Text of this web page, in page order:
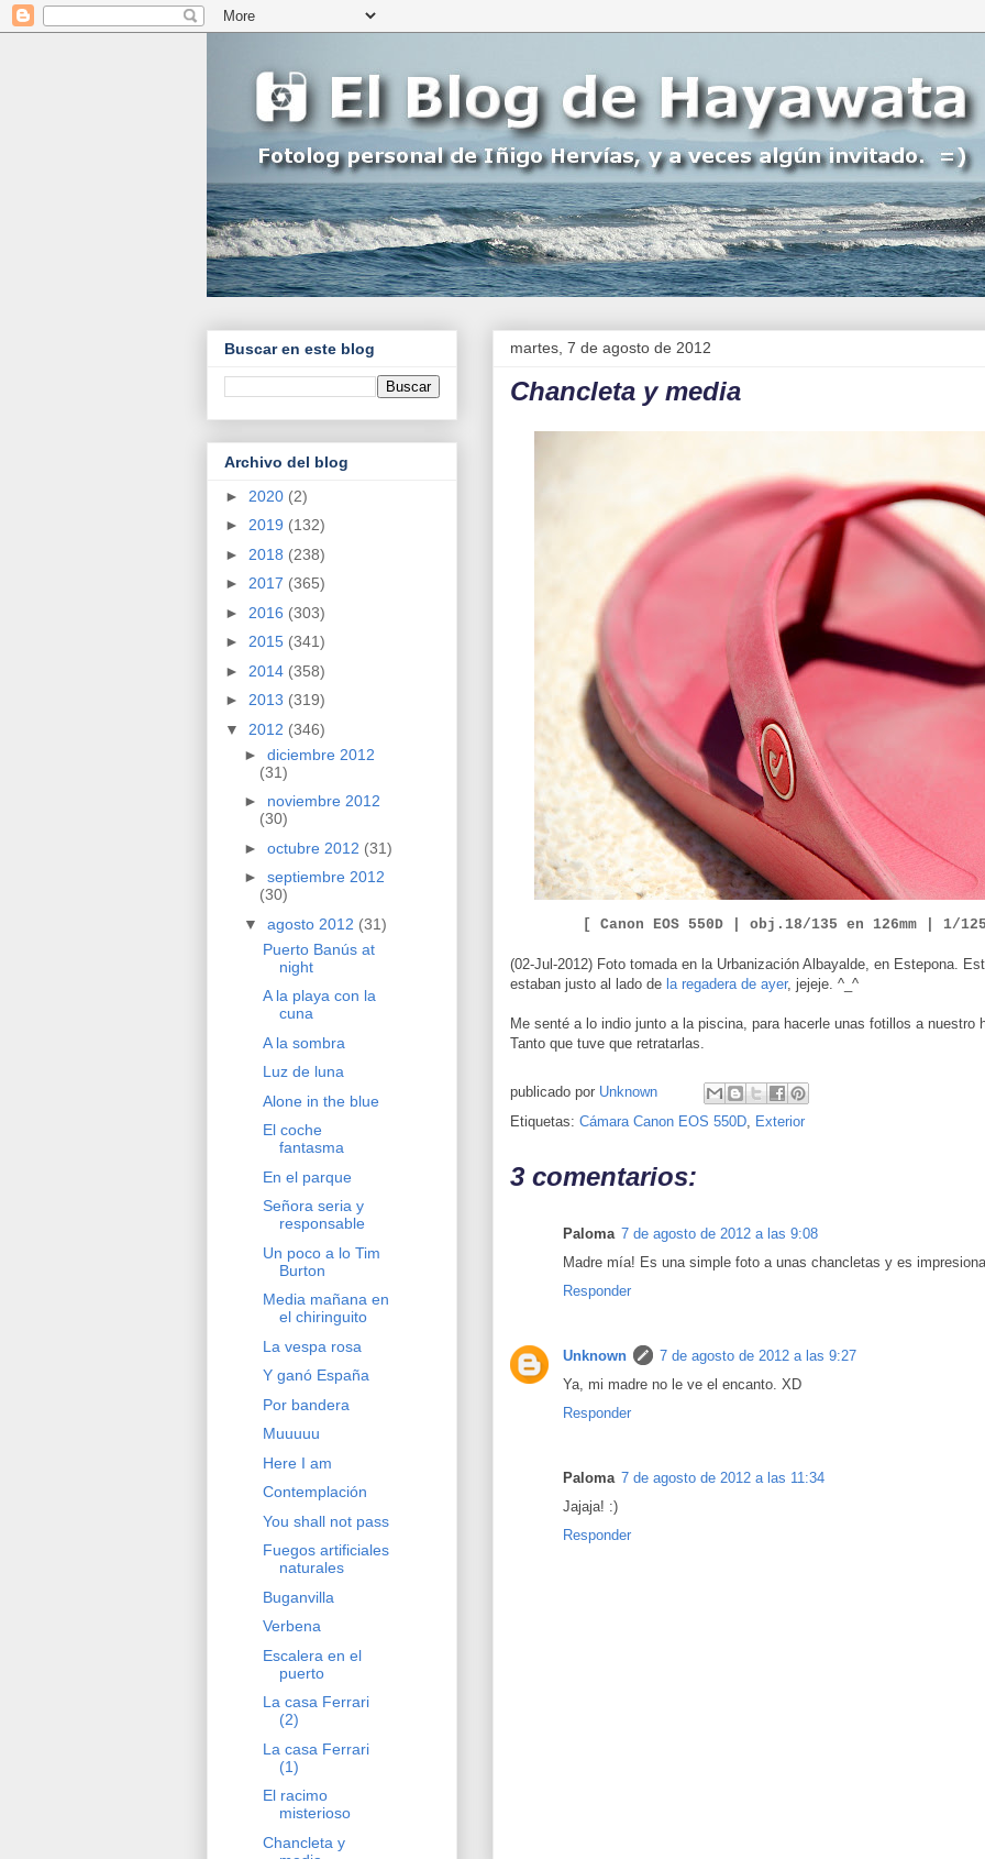
martes, 7 de agosto de 2012
Chancleta y media
[ Canon EOS 550D | obj.18/135 en 126mm | 1/
(02-Jul-2012) Foto tomada en la Urbanización Albayalde, en Estepona.
estaban justo al lado de la regadera de ayer, jejeje. ^_^
Me senté a lo indio junto a la piscina, para hacerle unas fotillos a nuestro
Tanto que tuve que retratarlas.
publicado por Unknown
Etiquetas: Cámara Canon EOS 550D, Exterior
3 comentarios:
Paloma 7 de agosto de 2012 a las 9:08
Madre mía! Es una simple foto a unas chancletas y es
Responder
Unknown
7 de agosto de 2012 a las 9:27
Ya, mi madre no le ve el encanto. XD
Responder
Paloma 7 de agosto de 2012 a las 11:34
Jajaja! :)
Responder
Buscar en este blog
Archivo del blog
► 2020 (2)
► 2019 (132)
► 2018 (238)
► 2017 (365)
► 2016 (303)
► 2015 (341)
► 2014 (358)
► 2013 (319)
▼ 2012 (346)
► diciembre 2012
(31)
► noviembre 2012
(30)
► octubre 2012 (31)
► septiembre 2012
(30)
▼ agosto 2012 (31)
Puerto Banús at
night
A la playa con la
cuna
A la sombra
Luz de luna
Alone in the blue
El coche
fantasma
En el parque
Señora seria y
responsable
Un poco a lo Tim
Burton
Media mañana en
el chiringuito
La vespa rosa
Y ganó España
Por bandera
Muuuuu
Here I am
Contemplación
You shall not pass
Fuegos artificiales
naturales
Buganvilla
Verbena
Escalera en el
puerto
La casa Ferrari
(2)
La casa Ferrari
(1)
El racimo
misterioso
Chancleta y